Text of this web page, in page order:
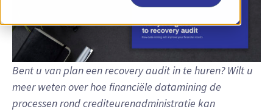
Bent u van plan een recovery audit in te huren? Wilt u
meer weten over hoe financiële datamining de
processen rond crediteurenadministratie kan